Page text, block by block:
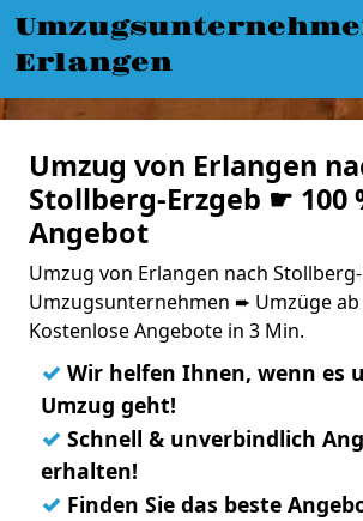
Erlangen
Umzug von Erlangen
Stollberg-Erzgeb ☛ 100
Angebot
Umzug von Erlangen nach
Umzugsunternehmen ➨ Umzüge ab
Kostenlose Angebote in 3 Min.
✓ Wir helfen Ihnen, wenn es
Umzug geht!
✓ Schnell & unverbindlich
erhalten!
✓ Finden Sie das beste